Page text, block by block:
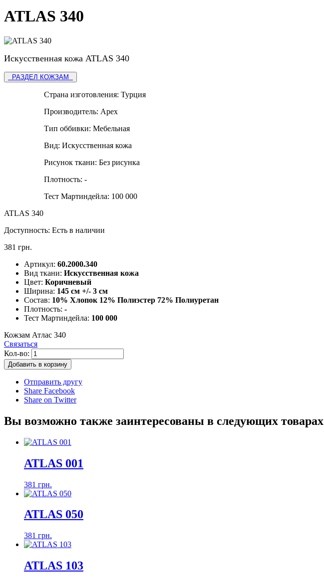
ATLAS 340
Искусственная кожа ATLAS 340
РАЗДЕЛ КОЖЗАМ
Страна изготовления: Турция
Производитель: Apex
Тип оббивки: Мебельная
Вид: Искусственная кожа
Рисунок ткани: Без рисунка
Плотность: -
Тест Мартиндейла: 100 000
ATLAS 340
Доступность: Есть в наличии
381 грн.
Артикул: 60.2000.340
Вид ткани: Искусственная кожа
Цвет: Коричневый
Ширина: 145 см +/- 3 см
Состав: 10% Хлопок 12% Полиэстер 72% Полиуретан
Плотность: -
Тест Мартиндейла: 100 000
Кожзам Атлас 340
Связаться
Кол-во:
Добавить в корзину
Отправить другу
Share Facebook
Share on Twitter
Вы возможно также заинтересованы в следующих товарах
ATLAS 001
381 грн.
ATLAS 050
381 грн.
ATLAS 103